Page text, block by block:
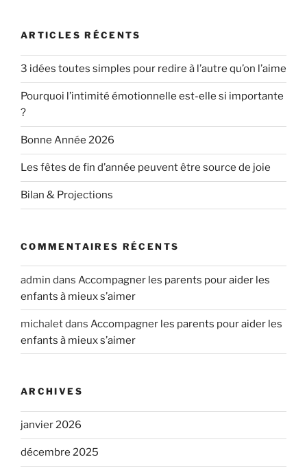
ARTICLES RÉCENTS
3 idées toutes simples pour redire à l’autre qu’on l’aime
Pourquoi l’intimité émotionnelle est-elle si importante
?
Bonne Année 2026
Les fêtes de fin d’année peuvent être source de joie
Bilan & Projections
COMMENTAIRES RÉCENTS
admin dans Accompagner les parents pour aider les
enfants à mieux s’aimer
michaletdans Accompagner les parents pour aider les
enfants à mieux s’aimer
ARCHIVES
janvier 2026
décembre 2025